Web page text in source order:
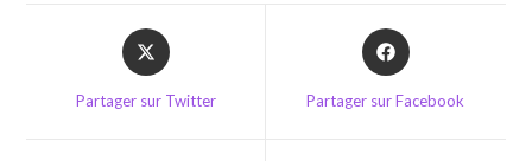
Opens
in
new
Partager sur Twitter
Opens
in
Partager sur Facebook